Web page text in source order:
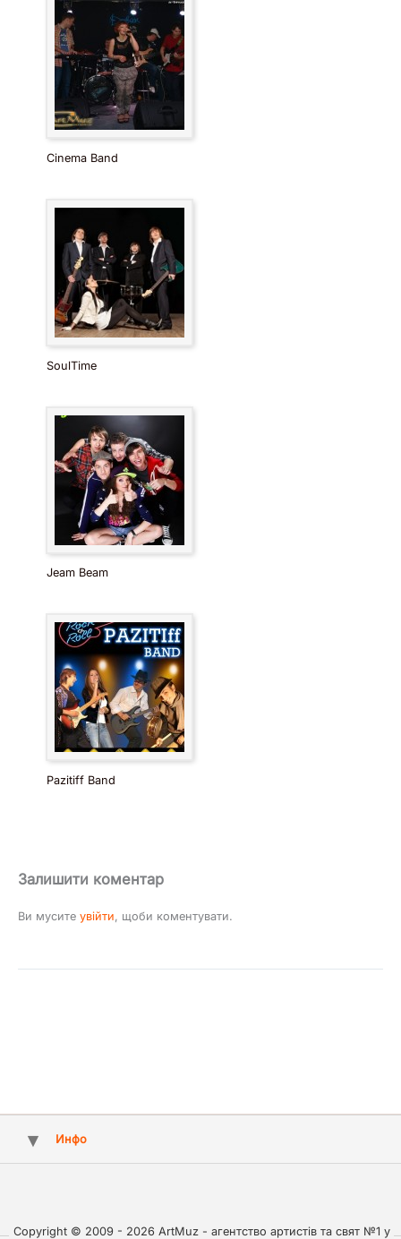
Cinema Band
SoulTime
Jeam Beam
Pazitiff Band
Залишити коментар
Ви мусите увійти, щоби коментувати.
Инфо
Copyright © 2009 - 2026 ArtMuz - агентство артистів та свят №1 у